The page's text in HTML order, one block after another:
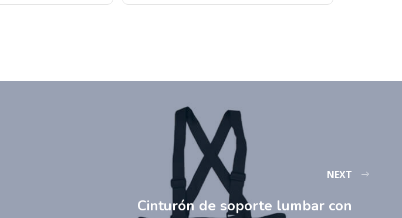
NEXT
Cinturón de soporte lumbar con